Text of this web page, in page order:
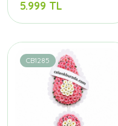
5.999 TL
CB1285